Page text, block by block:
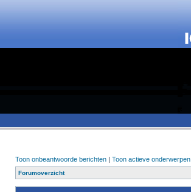
Toon onbeantwoorde berichten | Toon actieve onderwerpen
Forumoverzicht